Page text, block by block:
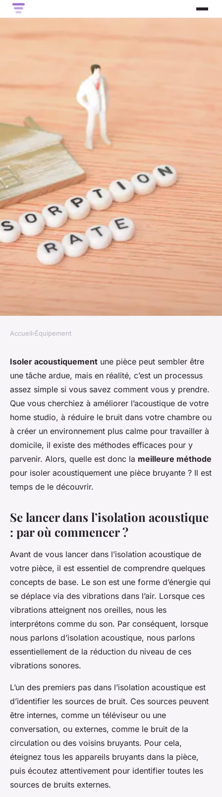
ÉQUIPEMENT
Quelle est la meilleure
méthode pour isoler
acoustiquement une pièce
bruyante ?
Léa•12 février 2024•7 min de lecture
Accueil›Équipement
Isoler acoustiquement une pièce peut sembler être
une tâche ardue, mais en réalité, c’est un processus
assez simple si vous savez comment vous y prendre.
Que vous cherchiez à améliorer l’acoustique de votre
home studio, à réduire le bruit dans votre chambre ou
à créer un environnement plus calme pour travailler à
domicile, il existe des méthodes efficaces pour y
parvenir. Alors, quelle est donc la meilleure méthode
pour isoler acoustiquement une pièce bruyante ? Il est
temps de le découvrir.
Se lancer dans l’isolation acoustique
: par où commencer ?
Avant de vous lancer dans l’isolation acoustique de
votre pièce, il est essentiel de comprendre quelques
concepts de base. Le son est une forme d’énergie qui
se déplace via des vibrations dans l’air. Lorsque ces
vibrations atteignent nos oreilles, nous les
interprétons comme du son. Par conséquent, lorsque
nous parlons d’isolation acoustique, nous parlons
essentiellement de la réduction du niveau de ces
vibrations sonores.
L’un des premiers pas dans l’isolation acoustique est
d’identifier les sources de bruit. Ces sources peuvent
être internes, comme un téléviseur ou une
conversation, ou externes, comme le bruit de la
circulation ou des voisins bruyants. Pour cela,
éteignez tous les appareils bruyants dans la pièce,
puis écoutez attentivement pour identifier toutes les
sources de bruits externes.